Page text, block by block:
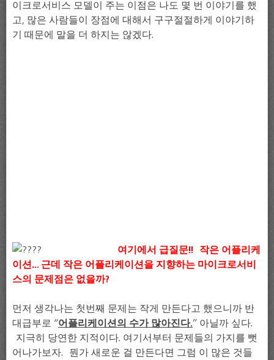
이크로서비스 모델이 주는 이점은 나도 몇 번 이야기를 했
고, 많은 사람들이 장점에 대해서 구구절절하게 이야기하
기 때문에 말을 더 하지는 않겠다.
여기에서 급질문!! 작은 어플리케
이션… 근데 작은 어플리케이션을 지향하는 마이크로서비
스의 문제점은 없을까?
먼저 생각나는 첫번째 문제는 작게 만든다고 했으니까 반
대급부로 “어플리케이션의 수가 많아진다.” 아닐까 싶다.
지극히 당연한 지적이다. 여기서부터 문제들의 가지를 뻣
어나가보자. 뭔가 새로운 걸 만든다면 그럼 이 많은 것들